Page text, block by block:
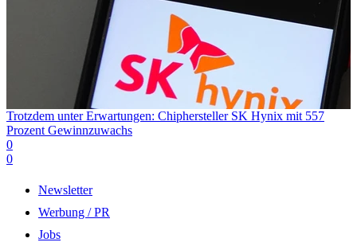
Trotzdem unter Erwartungen: Chiphersteller SK Hynix mit 557
Prozent Gewinnzuwachs
0
0
Newsletter
Werbung / PR
Jobs